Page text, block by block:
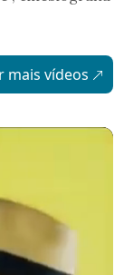
mais vídeos